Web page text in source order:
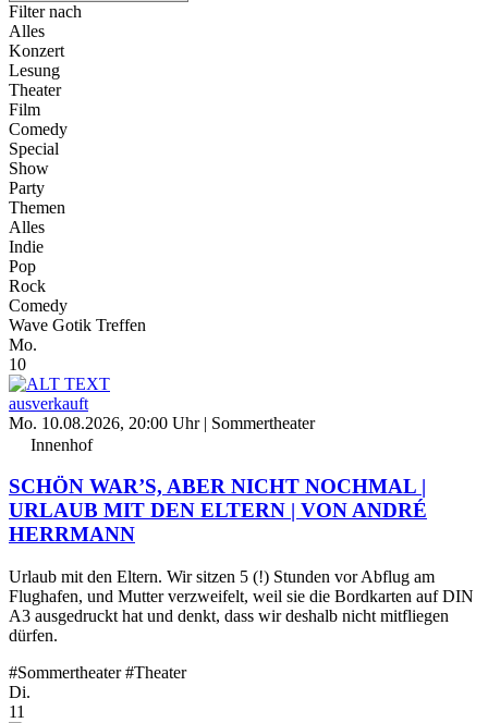
Filter nach
Alles
Konzert
Lesung
Theater
Film
Comedy
Special
Show
Party
Themen
Alles
Indie
Pop
Rock
Comedy
Wave Gotik Treffen
Mo.
10
ausverkauft
Mo. 10.08.2026, 20:00 Uhr | Sommertheater
Innenhof
SCHÖN WAR’S, ABER NICHT NOCHMAL |
URLAUB MIT DEN ELTERN | VON ANDRÉ
HERRMANN
Urlaub mit den Eltern. Wir sitzen 5 (!) Stunden vor Abflug am
Flughafen, und Mutter verzweifelt, weil sie die Bordkarten auf DIN
A3 ausgedruckt hat und denkt, dass wir deshalb nicht mitfliegen
dürfen.
#Sommertheater #Theater
Di.
11